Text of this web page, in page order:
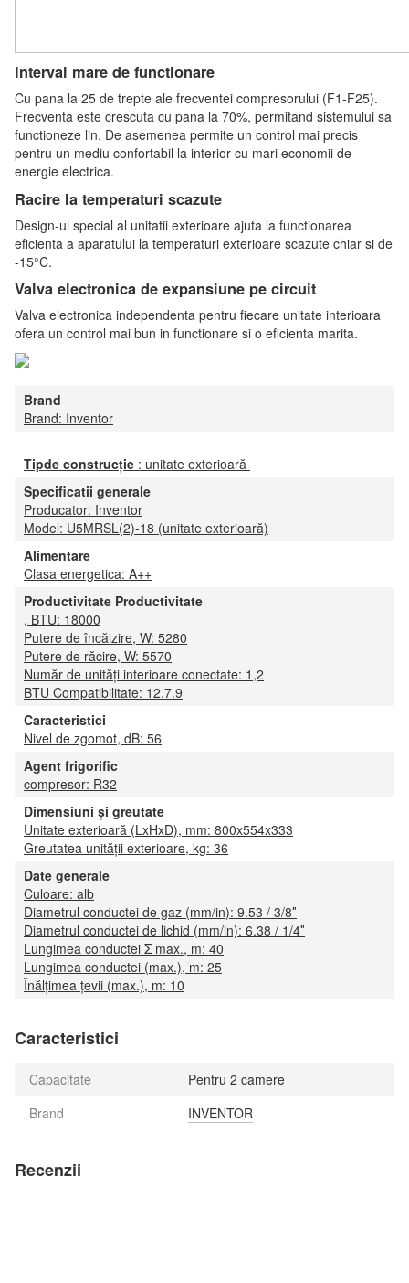
Interval mare de functionare
Cu pana la 25 de trepte ale frecventei compresorului (F1-F25).
Frecventa este crescuta cu pana la 70%, permitand sistemului sa
functioneze lin. De asemenea permite un control mai precis
pentru un mediu confortabil la interior cu mari economii de
energie electrica.
Racire la temperaturi scazute
Design-ul special al unitatii exterioare ajuta la functionarea
eficienta a aparatului la temperaturi exterioare scazute chiar si de
-15°C.
Valva electronica de expansiune pe circuit
Valva electronica independenta pentru fiecare unitate interioara
ofera un control mai bun in functionare si o eficienta marita.
Brand
Brand: Inventor
Tipde construcție : unitate exterioară
Specificatii generale
Producator: Inventor
Model: U5MRSL(2)-18 (unitate exterioară)
Alimentare
Clasa energetica: A++
Productivitate Productivitate
, BTU: 18000
Putere de încălzire, W: 5280
Putere de răcire, W: 5570
Număr de unități interioare conectate: 1,2
BTU Compatibilitate: 12.7.9
Caracteristici
Nivel de zgomot, dB: 56
Agent frigorific
compresor: R32
Dimensiuni și greutate
Unitate exterioară (LxHxD), mm: 800x554x333
Greutatea unității exterioare, kg: 36
Date generale
Culoare: alb
Diametrul conductei de gaz (mm/in): 9.53 / 3/8″
Diametrul conductei de lichid (mm/in): 6.38 / 1/4″
Lungimea conductei Σ max., m: 40
Lungimea conductei (max.), m: 25
Înălțimea țevii (max.), m: 10
Caracteristici
Capacitate
Pentru 2 camere
Brand
INVENTOR
Recenzii